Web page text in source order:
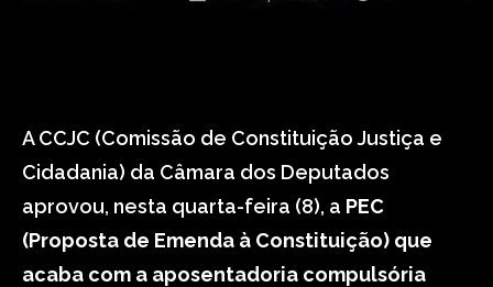
A CCJC (Comissão de Constituição Justiça e
Cidadania) da Câmara dos Deputados
aprovou, nesta quarta-feira (8), a PEC
(Proposta de Emenda à Constituição) que
acaba com a aposentadoria compulsória